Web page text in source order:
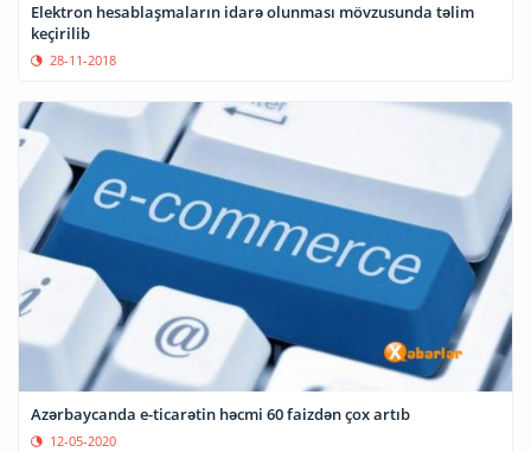
Elektron hesablaşmaların idarə olunması mövzusunda təlim
keçirilib
28-11-2018
Azərbaycanda e-ticarətin həcmi 60 faizdən çox artıb
12-05-2020